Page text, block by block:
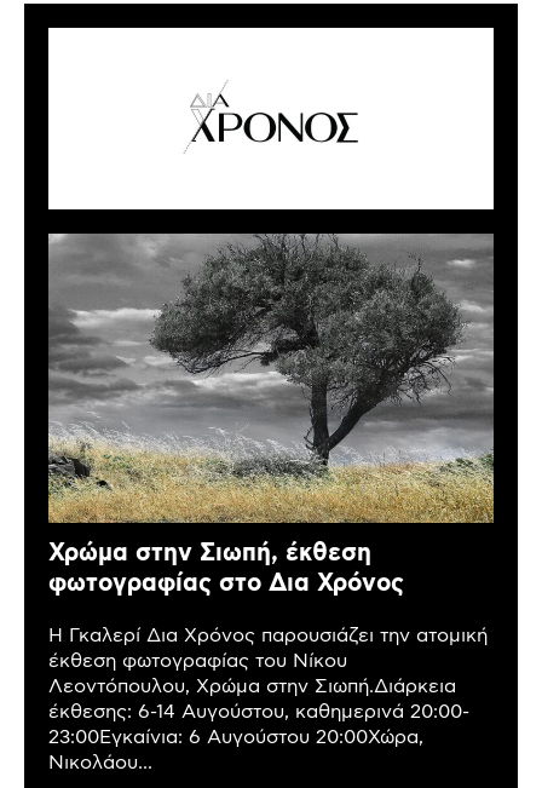
Χρώμα στην Σιωπή, έκθεση
φωτογραφίας στο Δια Χρόνος
Η Γκαλερί Δια Χρόνος παρουσιάζει την ατομική
έκθεση φωτογραφίας του Νίκου
Λεοντόπουλου, Χρώμα στην Σιωπή.Διάρκεια
έκθεσης: 6-14 Αυγούστου, καθημερινά 20:00-
23:00Εγκαίνια: 6 Αυγούστου 20:00Χώρα,
Νικολάου...